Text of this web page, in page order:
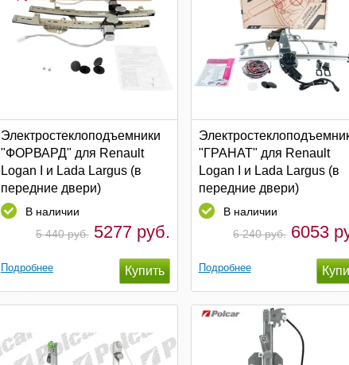
Электростеклоподъемники
"ФОРВАРД" для Renault
Logan I и Lada Largus (в
передние двери)
В наличии
5 440 руб. 5277 руб.
Подробнее
"ГРАНАТ" для Renault
Logan I и Lada Largus (в
передние двери)
В наличии
6 240 руб. 6053
Подробнее